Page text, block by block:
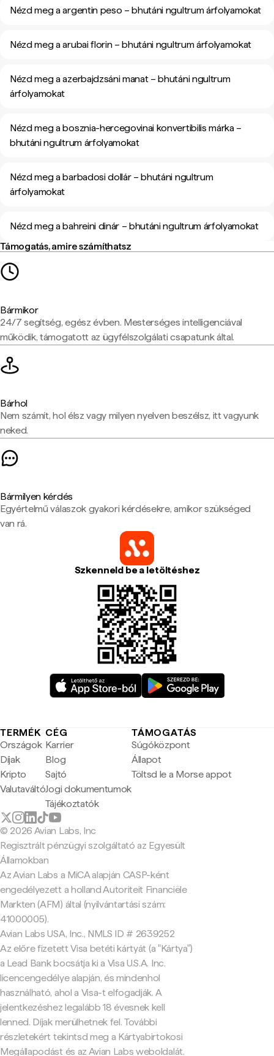
Nézd meg a argentin peso – bhutáni ngultrum árfolyamokat
Nézd meg a arubai florin – bhutáni ngultrum árfolyamokat
Nézd meg a azerbajdzsáni manat – bhutáni ngultrum
árfolyamokat
Nézd meg a bosznia-hercegovinai konvertibilis márka –
bhutáni ngultrum árfolyamokat
Nézd meg a barbadosi dollár – bhutáni ngultrum
árfolyamokat
Nézd meg a bahreini dinár – bhutáni ngultrum árfolyamokat
Támogatás, amire számíthatsz
Bármikor
24/7 segítség, egész évben. Mesterséges intelligenciával
működik, támogatott az ügyfélszolgálati csapatunk által.
Bárhol
Nem számít, hol élsz vagy milyen nyelven beszélsz, itt vagyunk
neked.
Bármilyen kérdés
Egyértelmű válaszok gyakori kérdésekre, amikor szükséged
van rá.
Szkenneld be a letöltéshez
TERMÉK
Országok
Díjak
Kripto
Valutaváltó
CÉG
Karrier
Blog
Sajtó
Jogi dokumentumok
Tájékoztatók
TÁMOGATÁS
Súgóközpont
Állapot
Töltsd le a Morse appot
© 2026 Avian Labs, Inc
Regisztrált pénzügyi szolgáltató az Egyesült
Államokban
Az Avian Labs a MiCA alapján CASP-ként
engedélyezett a holland Autoriteit Financiële
Markten (AFM) által (nyilvántartási szám:
41000005).
Avian Labs USA, Inc., NMLS ID # 2639252
Az előre fizetett Visa betéti kártyát (a "Kártya")
a Lead Bank bocsátja ki a Visa U.S.A. Inc.
licencengedélye alapján, és mindenhol
használható, ahol a Visa-t elfogadják. A
jelentkezéshez legalább 18 évesnek kell
lenned. Díjak merülhetnek fel. További
részletekért tekintsd meg a Kártyabirtokosi
Megállapodást és az Avian Labs weboldalát.